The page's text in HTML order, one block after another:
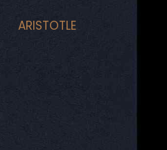
ARISTOTLE